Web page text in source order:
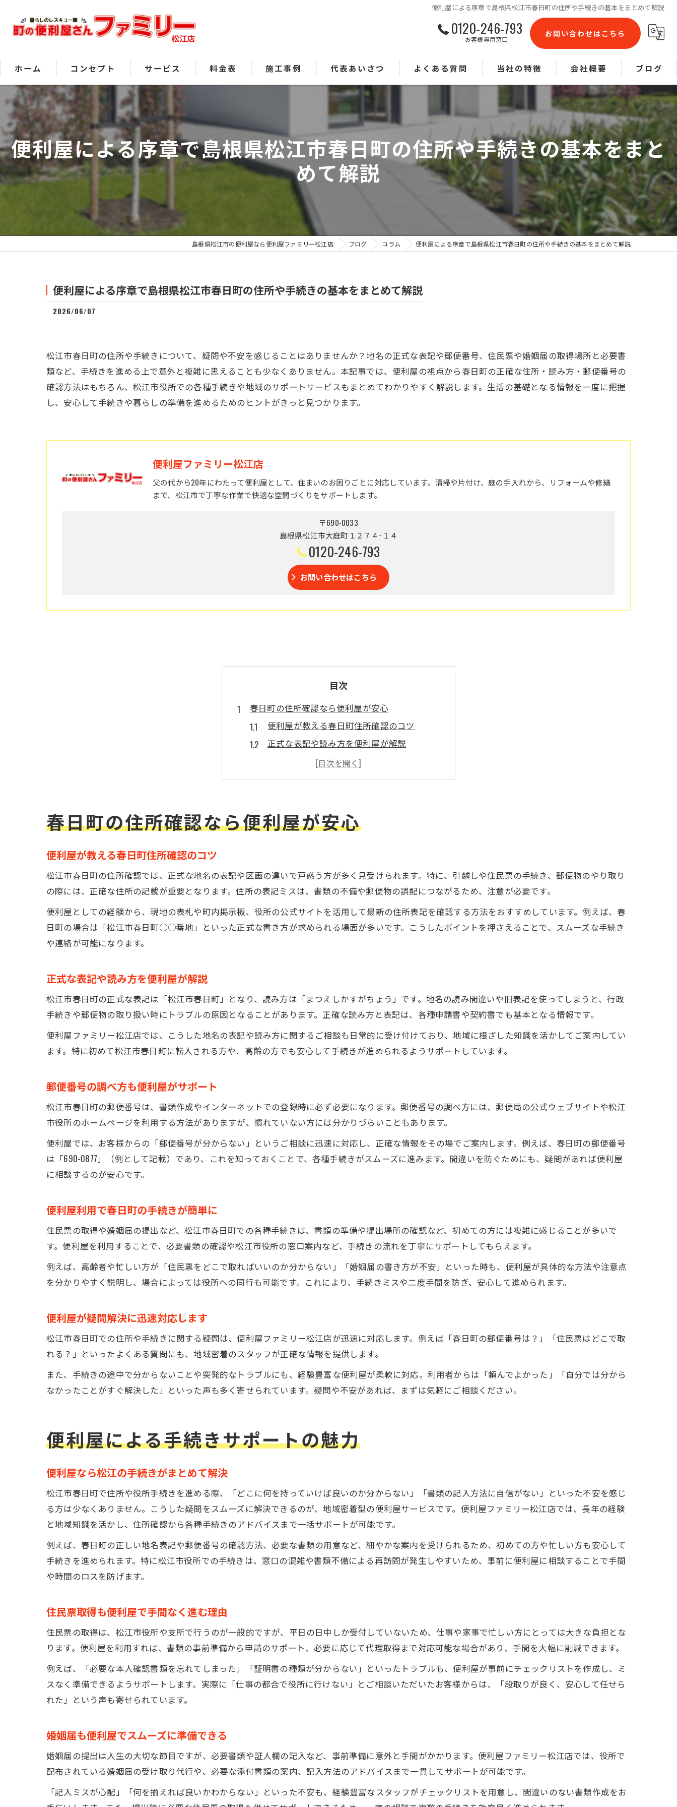
便利屋による序章で島根県松江市春日町の住所や手続きの基本をまとめて解説
0120-246-793
お客様専用窓口
お問い合わせはこちら
ホーム コンセプト サービス 料金表 施工事例 代表あいさつ よくある質問 当社の特徴
ハウスクリーニング
草刈り
会社概要 ブログ
コラム
便利屋による序章で島根県松江市春日町の住所や手続きの基本をまと
めて解説
島根県松江市の便利屋なら便利屋ファミリー松江店 ブログ コラム 便利屋による序章で島根県松江市春日町の住所や手続きの基本をまとめて解説
便利屋による序章で島根県松江市春日町の住所や手続きの基本をまとめて解説
2026/06/07
松江市春日町の住所や手続きについて、疑問や不安を感じることはありませんか？地名の正式な表記や郵便番号、住民票や婚姻届の取得場所と必要書
類など、手続きを進める上で意外と複雑に思えることも少なくありません。本記事では、便利屋の視点から春日町の正確な住所・読み方・郵便番号の
確認方法はもちろん、松江市役所での各種手続きや地域のサポートサービスもまとめてわかりやすく解説します。生活の基礎となる情報を一度に把握
し、安心して手続きや暮らしの準備を進めるためのヒントがきっと見つかります。
便利屋ファミリー松江店
父の代から20年にわたって便利屋として、住まいのお困りごとに対応しています。清掃や片付け、庭の手入れから、リフォームや修繕
まで、松江市で丁寧な作業で快適な空間づくりをサポートします。
〒690-0033
島根県松江市大庭町１２７４−１４
0120-246-793
お問い合わせはこちら
目次
春日町の住所確認なら便利屋が安心
便利屋が教える春日町住所確認のコツ
正式な表記や読み方を便利屋が解説
郵便番号の調べ方も便利屋がサポート
便利屋利用で春日町の手続きが簡単に
便利屋による手続きサポートの魅力
便利屋なら松江の手続きがまとめて解決
住所情報の記入ミスも便利屋が防ぎます
住民票取得をスムーズに済ませる方法
住民票取得時の疑問は便利屋が解決
便利屋が春日町の読み方を丁寧に解説
便利屋利用で春日町の郵便番号も即確認
便利屋が婚姻届の手続き方法を解説
必要書類の確認は便利屋がしっかり支援
地域密着の便利屋が暮らしの支えに
地域密着便利屋の強みとサービス内容
松江の便利屋が日常生活を幅広く支援
便利屋のサポートで春日町生活が快適に
春日町の住所確認なら便利屋が安心
便利屋が教える春日町住所確認のコツ
松江市春日町の住所確認では、正式な地名の表記や区画の違いで戸惑う方が多く見受けられます。特に、引越しや住民票の手続き、郵便物のやり取り
の際には、正確な住所の記載が重要となります。住所の表記ミスは、書類の不備や郵便物の誤配につながるため、注意が必要です。
便利屋としての経験から、現地の表札や町内掲示板、役所の公式サイトを活用して最新の住所表記を確認する方法をおすすめしています。例えば、春
日町の場合は「松江市春日町○○番地」といった正式な書き方が求められる場面が多いです。こうしたポイントを押さえることで、スムーズな手続き
や連絡が可能になります。
正式な表記や読み方を便利屋が解説
松江市春日町の正式な表記は「松江市春日町」となり、読み方は「まつえしかすがちょう」です。地名の読み間違いや旧表記を使ってしまうと、行政
手続きや郵便物の取り扱い時にトラブルの原因となることがあります。正確な読み方と表記は、各種申請書や契約書でも基本となる情報です。
便利屋ファミリー松江店では、こうした地名の表記や読み方に関するご相談も日常的に受け付けており、地域に根ざした知識を活かしてご案内してい
ます。特に初めて松江市春日町に転入される方や、高齢の方でも安心して手続きが進められるようサポートしています。
郵便番号の調べ方も便利屋がサポート
松江市春日町の郵便番号は、書類作成やインターネットでの登録時に必ず必要になります。郵便番号の調べ方には、郵便局の公式ウェブサイトや松江
市役所のホームページを利用する方法がありますが、慣れていない方には分かりづらいこともあります。
便利屋では、お客様からの「郵便番号が分からない」というご相談に迅速に対応し、正確な情報をその場でご案内します。例えば、春日町の郵便番号
は「690-0877」（例として記載）であり、これを知っておくことで、各種手続きがスムーズに進みます。間違いを防ぐためにも、疑問があれば便利屋
に相談するのが安心です。
便利屋利用で春日町の手続きが簡単に
住民票の取得や婚姻届の提出など、松江市春日町での各種手続きは、書類の準備や提出場所の確認など、初めての方には複雑に感じることが多いで
す。便利屋を利用することで、必要書類の確認や松江市役所の窓口案内など、手続きの流れを丁寧にサポートしてもらえます。
例えば、高齢者や忙しい方が「住民票をどこで取ればいいのか分からない」「婚姻届の書き方が不安」といった時も、便利屋が具体的な方法や注意点
を分かりやすく説明し、場合によっては役所への同行も可能です。これにより、手続きミスや二度手間を防ぎ、安心して進められます。
便利屋が疑問解決に迅速対応します
松江市春日町での住所や手続きに関する疑問は、便利屋ファミリー松江店が迅速に対応します。例えば「春日町の郵便番号は？」「住民票はどこで取
れる？」といったよくある質問にも、地域密着のスタッフが正確な情報を提供します。
また、手続きの途中で分からないことや突発的なトラブルにも、経験豊富な便利屋が柔軟に対応。利用者からは「頼んでよかった」「自分では分から
なかったことがすぐ解決した」といった声も多く寄せられています。疑問や不安があれば、まずは気軽にご相談ください。
便利屋による手続きサポートの魅力
便利屋なら松江の手続きがまとめて解決
松江市春日町で住所や役所手続きを進める際、「どこに何を持っていけば良いのか分からない」「書類の記入方法に自信がない」といった不安を感じ
る方は少なくありません。こうした疑問をスムーズに解決できるのが、地域密着型の便利屋サービスです。便利屋ファミリー松江店では、長年の経験
と地域知識を活かし、住所確認から各種手続きのアドバイスまで一括サポートが可能です。
例えば、春日町の正しい地名表記や郵便番号の確認方法、必要な書類の用意など、細やかな案内を受けられるため、初めての方や忙しい方も安心して
手続きを進められます。特に松江市役所での手続きは、窓口の混雑や書類不備による再訪問が発生しやすいため、事前に便利屋に相談することで手間
や時間のロスを防げます。
住民票取得も便利屋で手間なく進む理由
住民票の取得は、松江市役所や支所で行うのが一般的ですが、平日の日中しか受付していないため、仕事や家事で忙しい方にとっては大きな負担とな
ります。便利屋を利用すれば、書類の事前準備から申請のサポート、必要に応じて代理取得まで対応可能な場合があり、手間を大幅に削減できます。
例えば、「必要な本人確認書類を忘れてしまった」「証明書の種類が分からない」といったトラブルも、便利屋が事前にチェックリストを作成し、ミ
スなく準備できるようサポートします。実際に「仕事の都合で役所に行けない」とご相談いただいたお客様からは、「段取りが良く、安心して任せら
れた」という声も寄せられています。
婚姻届も便利屋でスムーズに準備できる
婚姻届の提出は人生の大切な節目ですが、必要書類や証人欄の記入など、事前準備に意外と手間がかかります。便利屋ファミリー松江店では、役所で
配布されている婚姻届の受け取り代行や、必要な添付書類の案内、記入方法のアドバイスまで一貫してサポートが可能です。
「記入ミスが心配」「何を揃えれば良いかわからない」といった不安も、経験豊富なスタッフがチェックリストを用意し、間違いのない書類作成をお